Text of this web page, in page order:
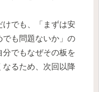
けでも、「まずは安
でも問題ないか」の
でもなぜその板を
るため、次回以降